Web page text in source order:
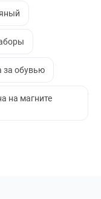
за обувью
на магните